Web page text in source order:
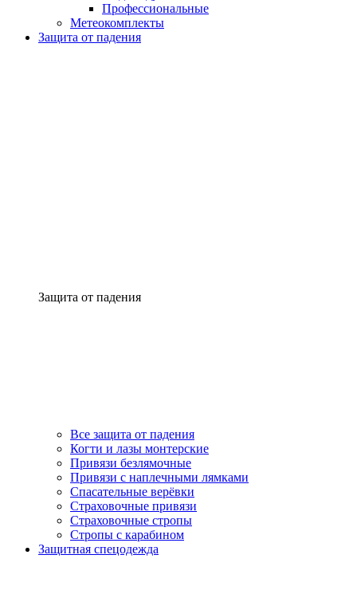
Профессиональные
Метеокомплекты
Защита от падения
Защита от падения
Все защита от падения
Когти и лазы монтерские
Привязи безлямочные
Привязи с наплечными лямками
Спасательные верёвки
Страховочные привязи
Страховочные стропы
Стропы с карабином
Защитная спецодежда